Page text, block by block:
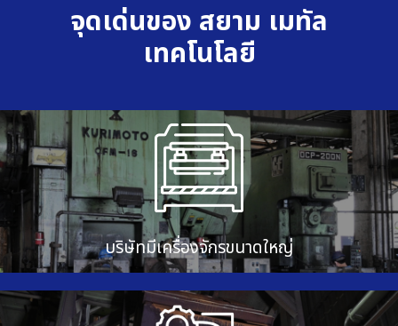
จุดเด่นของ สยาม เมทัล
เทคโนโลยี
บริษัทมีเครื่องจักรขนาดใหญ่